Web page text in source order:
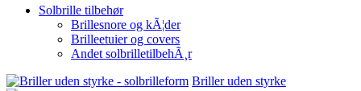
Solbrille tilbehør
Brillesnore og kÃ¦der
Brilleetuier og covers
Andet solbrilletilbehÃ¸r
Briller uden styrke